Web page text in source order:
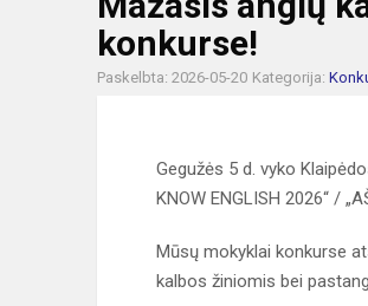
konkurse!
Paskelbta: 2026-05-20 Kategorija:
Gegužės 5 d. vyko
KNOW ENGLISH 2026“ /
Mūsų mokyklai konkurse
kalbos žiniomis bei